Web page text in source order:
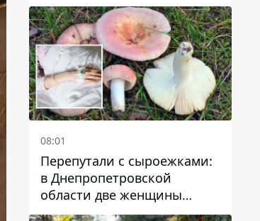
повреждены дома,
инфраструктура и авто
08:01
Перепутали с сыроежками:
в Днепропетровской
области две женщины
отравились грибами